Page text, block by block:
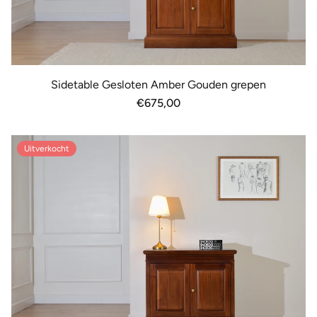
Sidetable Gesloten Amber Gouden grepen
Normale
€675,00
Uitverkocht